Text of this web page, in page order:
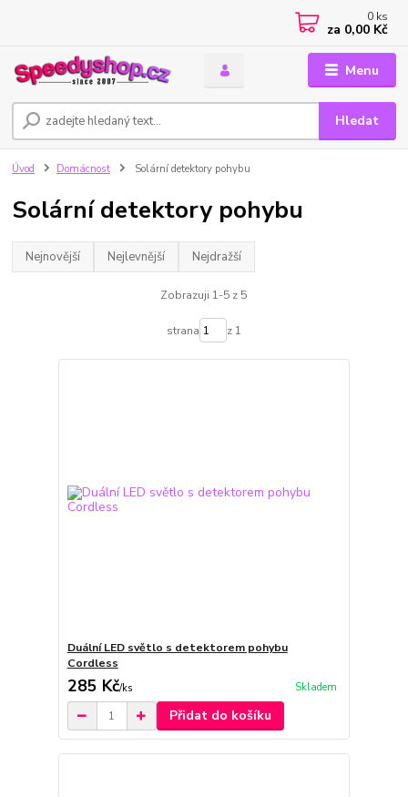
Menu
Hledat
0 ks
za 0,00 Kč
Úvod Domácnost Solární detektory pohybu
Solární detektory pohybu
Nejnovější Nejlevnější Nejdražší
Zobrazuji 1-5 z 5
strana z 1
Duální LED světlo s detektorem pohybu
Cordless
285 Kč/ks Skladem
Přidat do košíku